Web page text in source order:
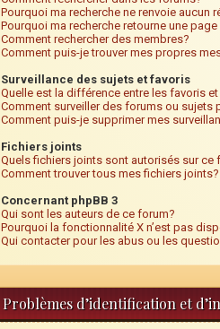
Pourquoi ma recherche ne renvoie aucun
Pourquoi ma recherche retourne une page
Comment rechercher des membres?
Comment puis-je trouver mes propres
Surveillance des sujets et favoris
Quelle est la différence entre les favoris
Comment surveiller des forums ou sujets
Comment puis-je supprimer mes
Fichiers joints
Quels fichiers joints sont autorisés sur ce
Comment trouver tous mes fichiers joints?
Concernant phpBB 3
Qui sont les auteurs de ce forum?
Pourquoi la fonctionnalité X n’est pas
Qui contacter pour les abus ou les
Problèmes d’identification et